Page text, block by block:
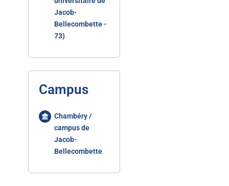
Jacob-
Bellecombette -
73)
Campus
Chambéry /
campus de
Jacob-
Bellecombette